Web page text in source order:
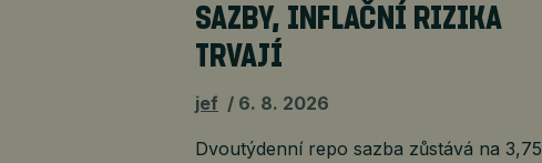
SAZBY, INFLAČNÍ RIZIKA
TRVAJÍ
jef 6. 8. 2026
Dvoutýdenní repo sazba zůstává na 3,75